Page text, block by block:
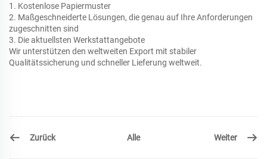
1. Kostenlose Papiermuster
2. Maßgeschneiderte Lösungen, die genau auf Ihre Anforderungen
zugeschnitten sind
3. Die aktuellsten Werkstattangebote
Wir unterstützen den weltweiten Export mit stabiler
Qualitätssicherung und schneller Lieferung weltweit.
Zurück Alle Weiter